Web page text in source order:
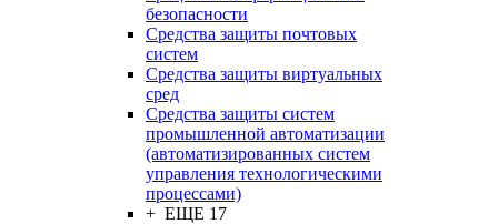
безопасности
Средства защиты почтовых
систем
Средства защиты виртуальных
сред
Средства защиты систем
промышленной автоматизации
(автоматизированных систем
управления технологическими
процессами)
+ ЕЩЕ 17